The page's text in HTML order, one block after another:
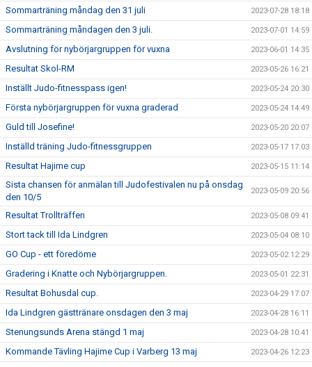
Sommarträning måndag den 31 juli 2023-07-28 18:18
Sommarträning måndagen den 3 juli. 2023-07-01 14:59
Avslutning för nybörjargruppen för vuxna 2023-06-01 14:35
Resultat Skol-RM 2023-05-26 16:21
Inställt Judo-fitnesspass igen! 2023-05-24 20:30
Första nybörjargruppen för vuxna graderad 2023-05-24 14:49
Guld till Josefine! 2023-05-20 20:07
Inställd träning Judo-fitnessgruppen 2023-05-17 17:03
Resultat Hajime cup 2023-05-15 11:14
Sista chansen för anmälan till Judofestivalen nu på onsdag
den 10/5
2023-05-09 20:56
Resultat Trollträffen 2023-05-08 09:41
Stort tack till Ida Lindgren 2023-05-04 08:10
GO Cup - ett föredöme 2023-05-02 12:29
Gradering i Knatte och Nybörjargruppen. 2023-05-01 22:31
Resultat Bohusdal cup. 2023-04-29 17:07
Ida Lindgren gästtränare onsdagen den 3 maj 2023-04-28 16:11
Stenungsunds Arena stängd 1 maj 2023-04-28 10:41
Kommande Tävling Hajime Cup i Varberg 13 maj 2023-04-26 12:23